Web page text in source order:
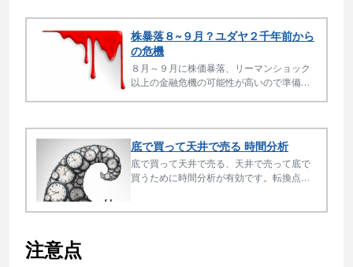
株暴落８~９月？ユダヤ２千年前から
の危機
８月～９月に株価暴落、リーマンショック
以上の金融危機の可能性が高いので準備し
底で買って天井で売る 時間分析
底で買って天井で売る、天井で売って底で
買うために時間分析が有効です。転換点で
注意点